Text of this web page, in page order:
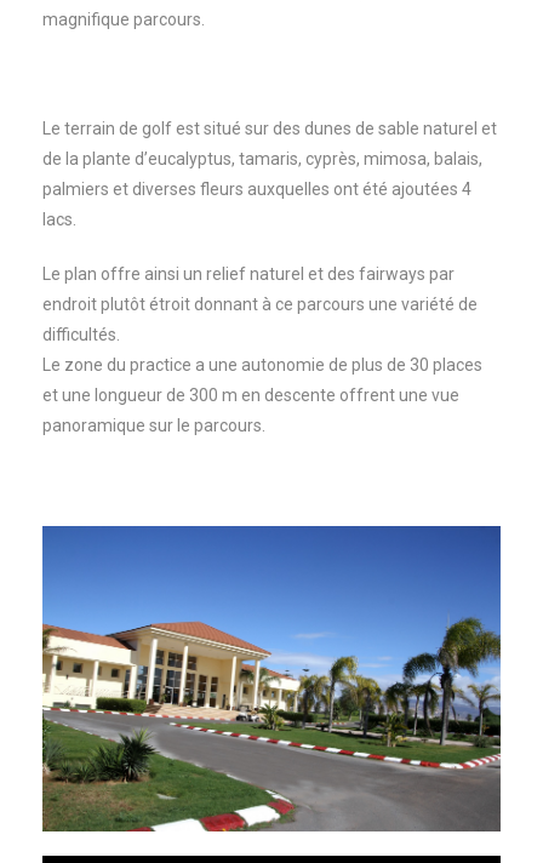
magnifique parcours.
Le terrain de golf est situé sur des dunes de sable naturel et
de la plante d’eucalyptus, tamaris, cyprès, mimosa, balais,
palmiers et diverses fleurs auxquelles ont été ajoutées 4
lacs.
Le plan offre ainsi un relief naturel et des fairways par
endroit plutôt étroit donnant à ce parcours une variété de
difficultés.
Le zone du practice a une autonomie de plus de 30 places
et une longueur de 300 m en descente offrent une vue
panoramique sur le parcours.